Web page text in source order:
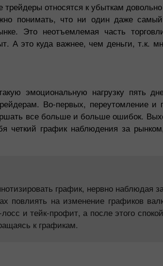
относятся к убыткам
понимать, что ни один даже
Это неотъемлемая часть
А это куда важнее, чем деньги, т.к.
эмоциональную нагрузку пять
Во-первых, переутомление и
все больше и больше ошибок.
четкий график наблюдения за
график, нервно наблюдая
повлиять на изменение графиков
и тейк-профит, а после этого
к графикам.